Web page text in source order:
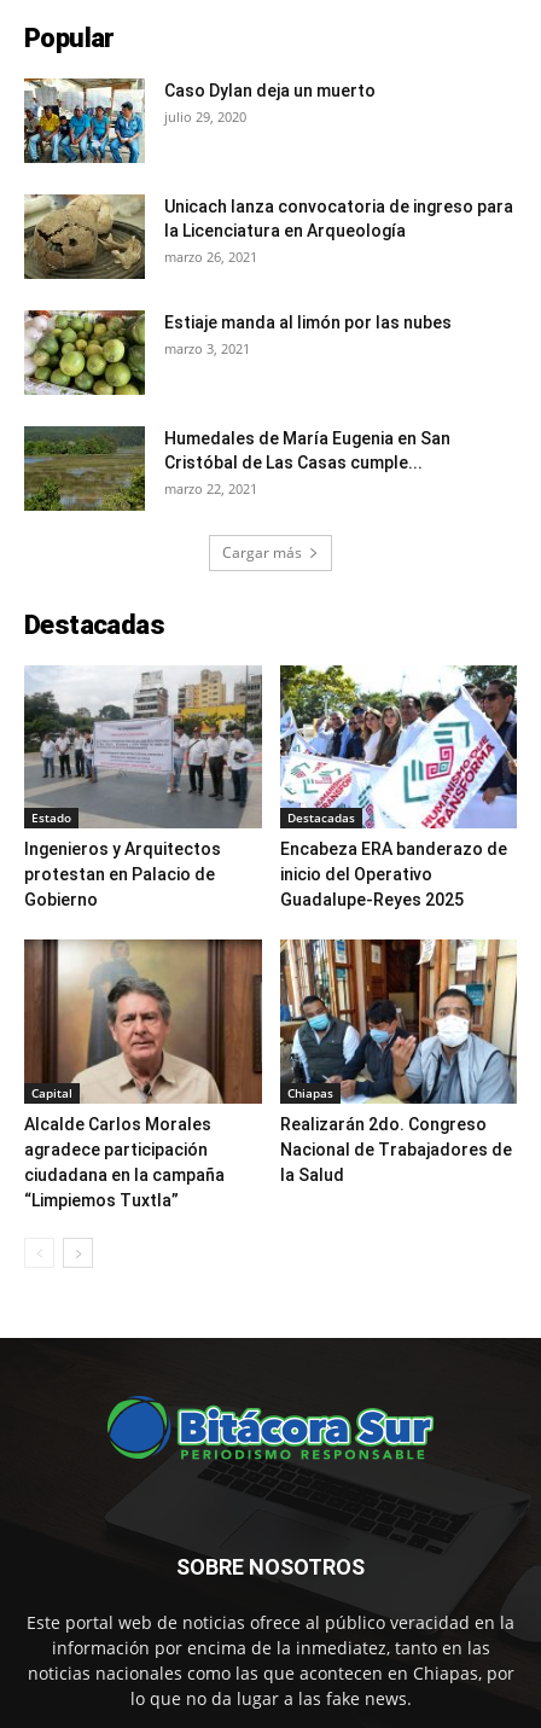
Popular
Caso Dylan deja un muerto
julio 29, 2020
Unicach lanza convocatoria de ingreso para
la Licenciatura en Arqueología
marzo 26, 2021
Estiaje manda al limón por las nubes
marzo 3, 2021
Humedales de María Eugenia en San
Cristóbal de Las Casas cumple...
marzo 22, 2021
Cargar más
Destacadas
Estado
Ingenieros y Arquitectos
protestan en Palacio de
Gobierno
Destacadas
Encabeza ERA banderazo de
inicio del Operativo
Guadalupe-Reyes 2025
Capital
Alcalde Carlos Morales
agradece participación
ciudadana en la campaña
“Limpiemos Tuxtla”
Chiapas
Realizarán 2do. Congreso
Nacional de Trabajadores de
la Salud
SOBRE NOSOTROS
Este portal web de noticias ofrece al público veracidad en la
información por encima de la inmediatez, tanto en las
noticias nacionales como las que acontecen en Chiapas, por
lo que no da lugar a las fake news.